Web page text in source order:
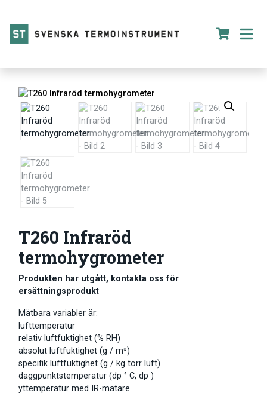
T260 Infraröd
termohygrometer
Produkten har utgått, kontakta oss för
ersättningsprodukt
Mätbara variabler är:
lufttemperatur
relativ luftfuktighet (% RH)
absolut luftfuktighet (g / m³)
specifik luftfuktighet (g / kg torr luft)
daggpunktstemperatur (dp ° C, dp )
yttemperatur med IR-mätare